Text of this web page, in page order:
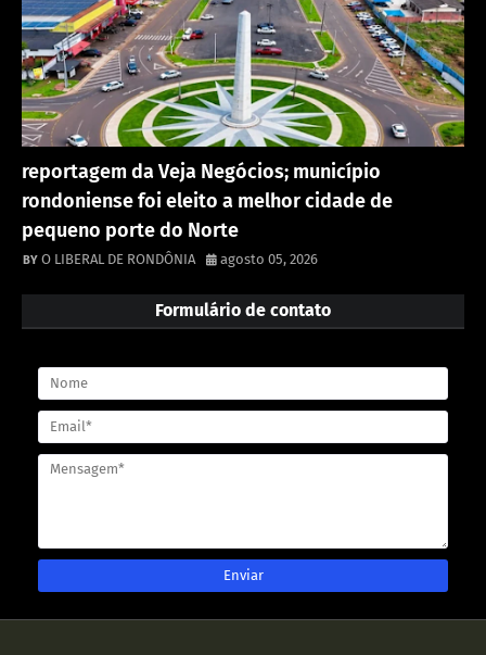
reportagem da Veja Negócios; município
rondoniense foi eleito a melhor cidade de
pequeno porte do Norte
O LIBERAL DE RONDÔNIA agosto 05, 2026
Formulário de contato